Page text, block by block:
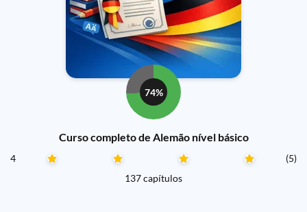
74%
Curso completo de Alemão nível básico
4
(5)
137 capítulos